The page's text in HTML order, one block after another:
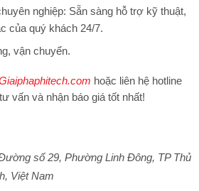
nghiệp: Sẵn sàng hỗ trợ kỹ thuật,
của quý khách 24/7.
vận chuyển.
hoặc liên hệ hotline
vấn và nhận báo giá tốt nhất!
số 29, Phường Linh Đông, TP Thủ
Việt Nam